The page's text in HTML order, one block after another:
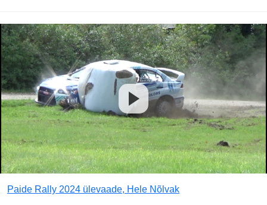
Paide Rally 2024 ülevaade, Hele Nõlvak